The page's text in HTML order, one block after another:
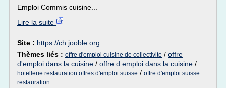
Emploi Commis cuisine...
Lire la suite
Site : https://ch.jooble.org
Thèmes liés : offre d'emploi cuisine de collectivite / offre
d'emploi dans la cuisine / offre d emploi dans la cuisine /
hotellerie restauration offres d'emploi suisse / offre d'emploi suisse
restauration